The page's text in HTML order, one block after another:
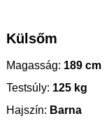
Külsőm
Magasság: 189 cm
Testsúly: 125 kg
Hajszín: Barna